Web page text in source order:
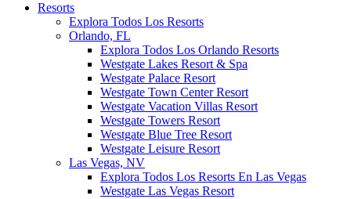
Resorts
Explora Todos Los Resorts
Orlando, FL
Explora Todos Los Orlando Resorts
Westgate Lakes Resort & Spa
Westgate Palace Resort
Westgate Town Center Resort
Westgate Vacation Villas Resort
Westgate Towers Resort
Westgate Blue Tree Resort
Westgate Leisure Resort
Las Vegas, NV
Explora Todos Los Resorts En Las Vegas
Westgate Las Vegas Resort